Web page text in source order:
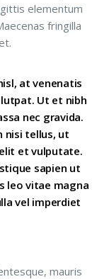
elementum
fringilla
at venenatis
Ut et nibh
nec gravida.
nisi tellus, ut
et vulputate.
sapien ut
leo vitae magna
vel imperdiet
mauris